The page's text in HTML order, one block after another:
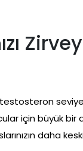
için büyük bir
daha